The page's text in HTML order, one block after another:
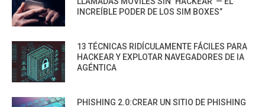
INCREÍBLE PODER DE LOS SIM BOXES”
13 TÉCNICAS RIDÍCULAMENTE FÁCILES PARA
HACKEAR Y EXPLOTAR NAVEGADORES DE IA
AGÉNTICA
PHISHING 2.0:CREAR UN SITIO DE PHISHING